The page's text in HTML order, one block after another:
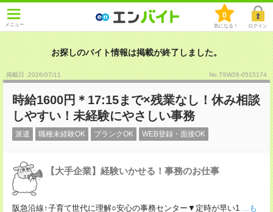
メニュー
0
気になる！ ログイン
お探しのバイト情報は掲載が終了しました。
掲載日 :2026/07/11 No.TSW26-0515174
時給1600円＊17:15まで×残業なし！休み相談
しやすい！未経験にやさしい事務
派遣 職種未経験OK ブランクOK WEB登録・面接OK
【大手企業】経験いかせる！事務のお仕事
阪急沿線↑子育て世代に理解○安心の事務センター▼定時が早い1 ...も